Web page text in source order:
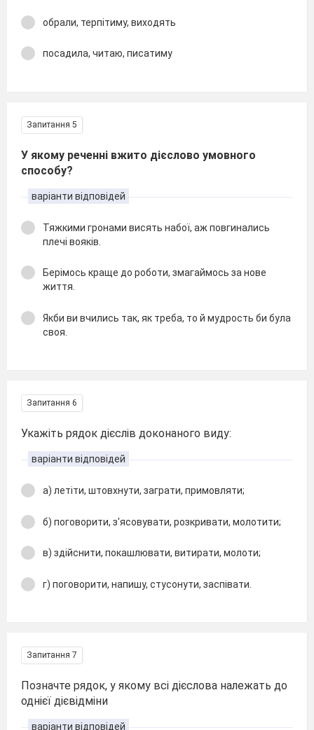
обрали, терпітиму, виходять
посадила, читаю, писатиму
Запитання 5
У якому реченні вжито дієслово умовного
способу?
варіанти відповідей
Тяжкими гронами висять набої, аж повгинались
плечі вояків.
Берімось краще до роботи, змагаймось за нове
життя.
Якби ви вчились так, як треба, то й мудрость би була
своя.
Запитання 6
Укажіть рядок дієслів доконаного виду:
варіанти відповідей
а) летіти, штовхнути, заграти, примовляти;
б) поговорити, з'ясовувати, розкривати, молотити;
в) здійснити, покашлювати, витирати, молоти;
г) поговорити, напишу, стусонути, заспівати.
Запитання 7
Позначте рядок, у якому всі дієслова належать до
однієї дієвідміни
варіанти відповідей